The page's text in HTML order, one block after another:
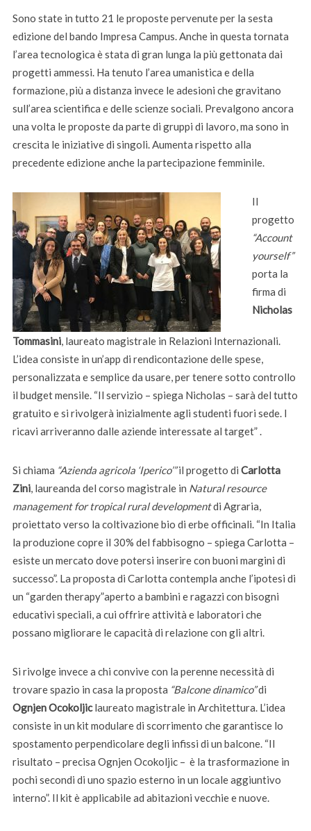
Sono state in tutto 21 le proposte pervenute per la sesta
edizione del bando Impresa Campus. Anche in questa tornata
l’area tecnologica è stata di gran lunga la più gettonata dai
progetti ammessi. Ha tenuto l’area umanistica e della
formazione, più a distanza invece le adesioni che gravitano
sull’area scientifica e delle scienze sociali. Prevalgono ancora
una volta le proposte da parte di gruppi di lavoro, ma sono in
crescita le iniziative di singoli. Aumenta rispetto alla
precedente edizione anche la partecipazione femminile.
Il
progetto
“Account
yourself”
porta la
firma di
Nicholas
Tommasini, laureato magistrale in Relazioni Internazionali.
L’idea consiste in un’app di rendicontazione delle spese,
personalizzata e semplice da usare, per tenere sotto controllo
il budget mensile. “Il servizio – spiega Nicholas – sarà del tutto
gratuito e si rivolgerà inizialmente agli studenti fuori sede. I
ricavi arriveranno dalle aziende interessate al target” .
Si chiama “Azienda agricola ‘Iperico’”il progetto di Carlotta
Zini, laureanda del corso magistrale in Natural resource
management for tropical rural developmentdi Agraria,
proiettato verso la coltivazione bio di erbe officinali. “In Italia
la produzione copre il 30% del fabbisogno – spiega Carlotta –
esiste un mercato dove potersi inserire con buoni margini di
successo”. La proposta di Carlotta contempla anche l’ipotesi di
un “garden therapy”aperto a bambini e ragazzi con bisogni
educativi speciali, a cui offrire attività e laboratori che
possano migliorare le capacità di relazione con gli altri.
Si rivolge invece a chi convive con la perenne necessità di
trovare spazio in casa la proposta “Balcone dinamico”di
Ognjen Ocokoljiclaureato magistrale in Architettura. L’idea
consiste in un kit modulare di scorrimento che garantisce lo
spostamento perpendicolare degli infissi di un balcone. “Il
risultato – precisa Ognjen Ocokoljic – è la trasformazione in
pochi secondi di uno spazio esterno in un locale aggiuntivo
interno”. Il kit è applicabile ad abitazioni vecchie e nuove.